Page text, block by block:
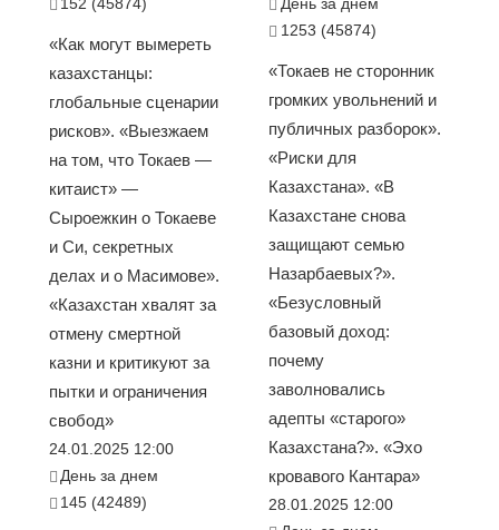
«Как могут вымереть
казахстанцы:
глобальные сценарии
рисков». «Выезжаем
на том, что Токаев —
китаист» —
Сыроежкин о Токаеве
и Си, секретных
делах и о Масимове».
«Казахстан хвалят за
отмену смертной
казни и критикуют за
пытки и ограничения
свобод»
24.01.2025 12:00
День за днем
145 (42489)
1253 (45874)
«Токаев не сторонник
громких увольнений и
публичных разборок».
«Риски для
Казахстана». «В
Казахстане снова
защищают семью
Назарбаевых?».
«Безусловный
базовый доход:
почему
заволновались
адепты «старого»
Казахстана?». «Эхо
кровавого Кантара»
28.01.2025 12:00